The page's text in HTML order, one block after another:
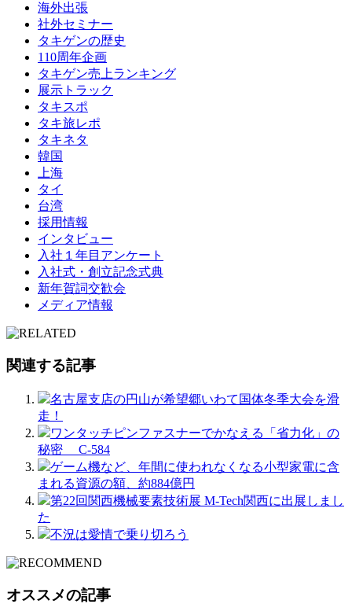
海外出張
社外セミナー
タキゲンの歴史
110周年企画
タキゲン売上ランキング
展示トラック
タキスポ
タキ旅レポ
タキネタ
韓国
上海
タイ
台湾
採用情報
インタビュー
入社１年目アンケート
入社式・創立記念式典
新年賀詞交歓会
メディア情報
関連する記事
名古屋支店の円山が希望郷いわて国体冬季大会を滑
走！
ワンタッチピンファスナーでかなえる「省力化」の
秘密 C-584
ゲーム機など、年間に使われなくなる小型家電に含
まれる資源の額、約884億円
第22回関西機械要素技術展 M-Tech関西に出展しまし
た
不況は愛情で乗り切ろう
オススメの記事